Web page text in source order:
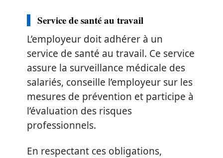
Service de santé au travail
L’employeur doit adhérer à un
service de santé au travail. Ce service
assure la surveillance médicale des
salariés, conseille l’employeur sur les
mesures de prévention et participe à
l’évaluation des risques
professionnels.
En respectant ces obligations,